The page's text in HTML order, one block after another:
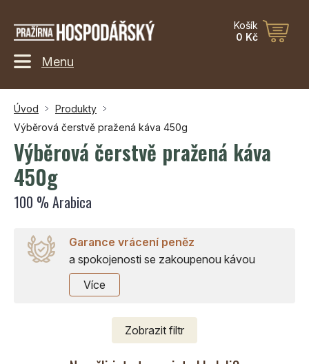
Košík
0 Kč
Menu
Úvod
Produkty
Výběrová čerstvě pražená káva 450g
Výběrová čerstvě pražená káva
450g
100 % Arabica
Garance vrácení peněz
a spokojenosti se zakoupenou kávou
Více
Zobrazit filtr